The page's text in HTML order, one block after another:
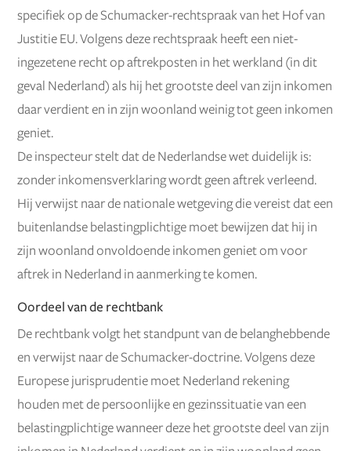
specifiek op de Schumacker-rechtspraak van het Hof van
Justitie EU. Volgens deze rechtspraak heeft een niet-
ingezetene recht op aftrekposten in het werkland (in dit
geval Nederland) als hij het grootste deel van zijn inkomen
daar verdient en in zijn woonland weinig tot geen inkomen
geniet.
De inspecteur stelt dat de Nederlandse wet duidelijk is:
zonder inkomensverklaring wordt geen aftrek verleend.
Hij verwijst naar de nationale wetgeving die vereist dat een
buitenlandse belastingplichtige moet bewijzen dat hij in
zijn woonland onvoldoende inkomen geniet om voor
aftrek in Nederland in aanmerking te komen.
Oordeel van de rechtbank
De rechtbank volgt het standpunt van de belanghebbende
en verwijst naar de Schumacker-doctrine. Volgens deze
Europese jurisprudentie moet Nederland rekening
houden met de persoonlijke en gezinssituatie van een
belastingplichtige wanneer deze het grootste deel van zijn